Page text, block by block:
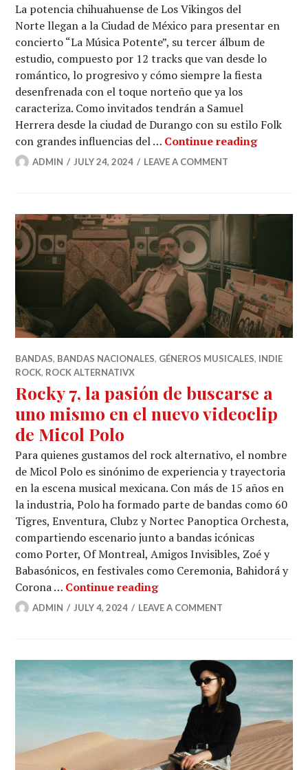
La potencia chihuahuense de Los Vikingos del
Norte llegan a la Ciudad de México para presentar en
concierto “La Música Potente”, su tercer álbum de
estudio, compuesto por 12 tracks que van desde lo
romántico, lo progresivo y cómo siempre la fiesta
desenfrenada con el toque norteño que ya los
caracteriza. Como invitados tendrán a Samuel
Herrera desde la ciudad de Durango con su estilo Folk
con grandes influencias del … Continue reading¡Los
ADMIN JULY 24, 2024 LEAVE A COMMENT
BANDAS, BANDAS NACIONALES, GÉNEROS MUSICALES, INDIE
ROCK, ROCK ALTERNATIVX
Rocky 7, la pasión de buscarse a
uno mismo en el nuevo videoclip
de Micol Polo
Para quienes gustamos del rock alternativo, el nombre
de Micol Polo es sinónimo de experiencia y trayectoria
en la escena musical mexicana. Con más de 15 años en
la industria, Polo ha formado parte de bandas como 60
Tigres, Enventura, Clubz y Nortec Panoptica Orchesta,
compartiendo escenario junto a bandas icónicas
como Porter, Of Montreal, Amigos Invisibles, Zoé y
Babasónicos, en festivales como Ceremonia, Bahidorá y
Corona … Continue readingRocky 7, la pasión de
ADMIN JULY 4, 2024 LEAVE A COMMENT